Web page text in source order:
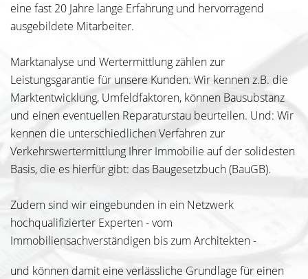
eine fast 20 Jahre lange Erfahrung und hervorragend
ausgebildete Mitarbeiter.
Marktanalyse und Wertermittlung zählen zur
Leistungsgarantie für unsere Kunden. Wir kennen z.B. die
Marktentwicklung, Umfeldfaktoren, können Bausubstanz
und einen eventuellen Reparaturstau beurteilen. Und: Wir
kennen die unterschiedlichen Verfahren zur
Verkehrswertermittlung Ihrer Immobilie auf der solidesten
Basis, die es hierfür gibt: das Baugesetzbuch (BauGB).
Zudem sind wir eingebunden in ein Netzwerk
hochqualifizierter Experten - vom
Immobiliensachverständigen bis zum Architekten -
und können damit eine verlässliche Grundlage für einen